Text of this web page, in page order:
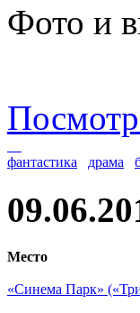
Фото и
фантастика драма
Место
«Синема Парк»